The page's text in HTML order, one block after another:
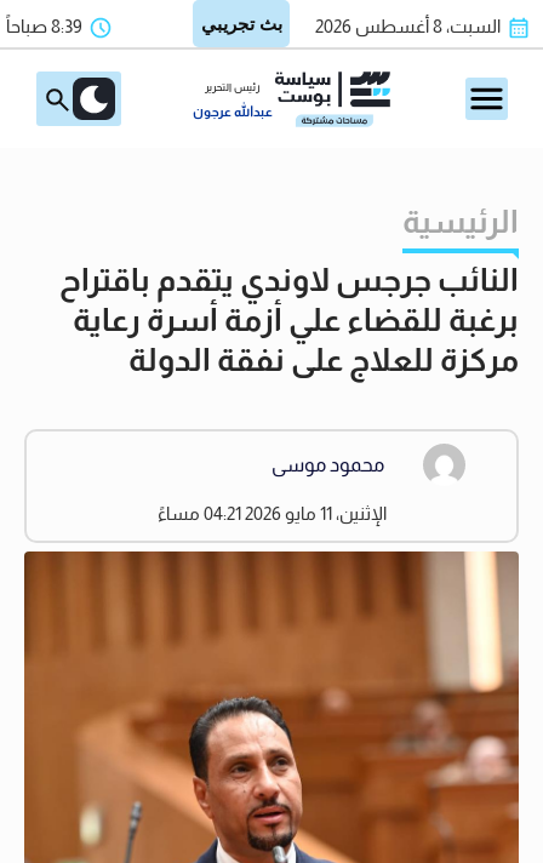
السبت، 8 أغسطس 2026 8:39 صباحاً
رئيس التحرير
عبدالله عرجون
الرئيسية
النائب جرجس لاوندي يتقدم باقتراح
برغبة للقضاء علي أزمة أسرة رعاية
مركزة للعلاج على نفقة الدولة
محمود موسى
الإثنين، 11 مايو 2026 04:21 مساءً